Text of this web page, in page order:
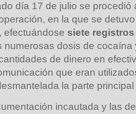
día 17 de julio se procedió
en la que se
, efectuándose siete
numerosas dosis de
de dinero en
que eran
la parte
incautada y las